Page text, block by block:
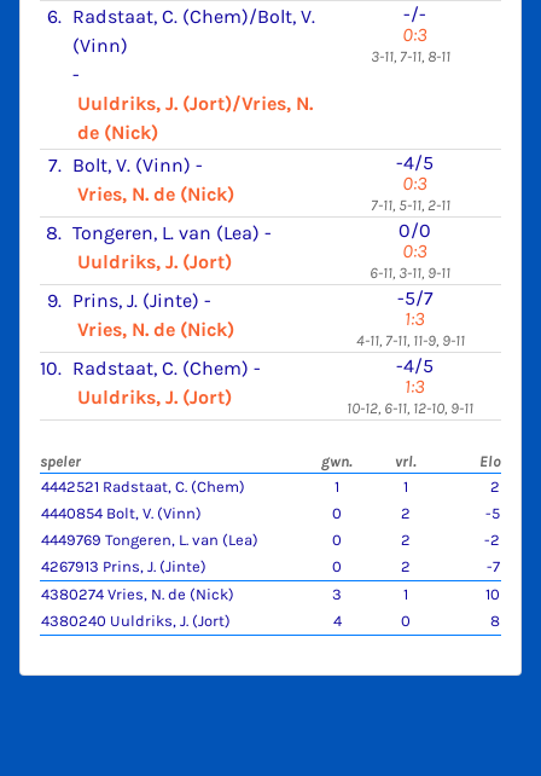
6. Radstaat, C. (Chem)/Bolt, V.
(Vinn)
-
Uuldriks, J. (Jort)/Vries, N.
de (Nick)
-/-
0:3
3-11, 7-11, 8-11
7. Bolt, V. (Vinn) -
Vries, N. de (Nick)
-4/5
0:3
7-11, 5-11, 2-11
8. Tongeren, L. van (Lea) -
Uuldriks, J. (Jort)
0/0
0:3
6-11, 3-11, 9-11
9. Prins, J. (Jinte) -
Vries, N. de (Nick)
-5/7
1:3
4-11, 7-11, 11-9, 9-11
10. Radstaat, C. (Chem) -
Uuldriks, J. (Jort)
-4/5
1:3
10-12, 6-11, 12-10, 9-11
speler gwn. vrl.
Elo
4442521 Radstaat, C. (Chem)
1 1
2
4440854 Bolt, V. (Vinn)
0 2
-5
4449769 Tongeren, L. van (Lea)
0 2
-2
4267913 Prins, J. (Jinte)
0 2
-7
4380274 Vries, N. de (Nick)
3 1
10
4380240 Uuldriks, J. (Jort)
4 0 8